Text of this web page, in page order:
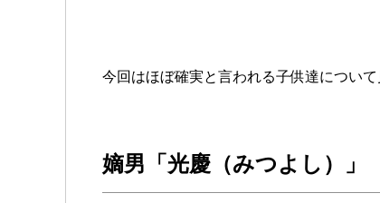
今回はほぼ確実と言われる子供達について
嫡男「光慶（みつよし）」